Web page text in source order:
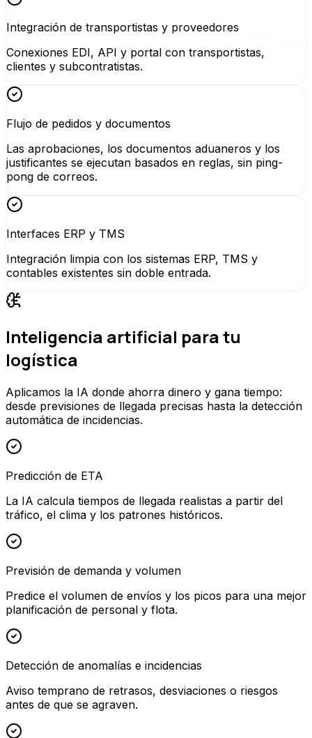
Integración de transportistas y proveedores
Conexiones EDI, API y portal con transportistas,
clientes y subcontratistas.
Flujo de pedidos y documentos
Las aprobaciones, los documentos aduaneros y los
justificantes se ejecutan basados en reglas, sin ping-
pong de correos.
Interfaces ERP y TMS
Integración limpia con los sistemas ERP, TMS y
contables existentes sin doble entrada.
Inteligencia artificial para tu
logística
Aplicamos la IA donde ahorra dinero y gana tiempo:
desde previsiones de llegada precisas hasta la detección
automática de incidencias.
Predicción de ETA
La IA calcula tiempos de llegada realistas a partir del
tráfico, el clima y los patrones históricos.
Previsión de demanda y volumen
Predice el volumen de envíos y los picos para una mejor
planificación de personal y flota.
Detección de anomalías e incidencias
Aviso temprano de retrasos, desviaciones o riesgos
antes de que se agraven.